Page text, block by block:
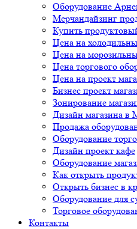
Оборудование
Мерчандайзинг
Купить
Цена на
Цена на
Цена торгового
Цена на проект
Бизнес проект
Зонирование
Дизайн магазина в
Продажа
Оборудование
Дизайн проект кафе
Оборудование
Как открыть
Открыть бизнес в
Оборудование для
Торговое
Контакты